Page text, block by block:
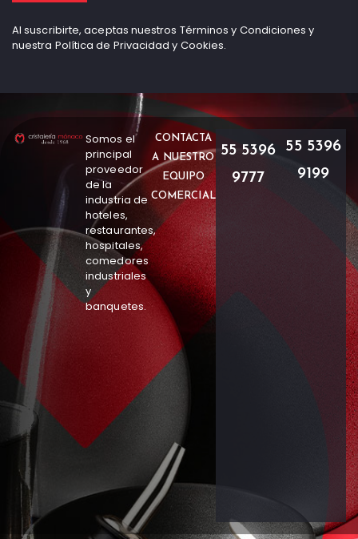
Al suscribirte, aceptas nuestros Términos y Condiciones y
nuestra Política de Privacidad y Cookies.
Somos el
principal
proveedor
de la
industria de
hoteles,
restaurantes,
hospitales,
comedores
industriales
y
banquetes.
CONTACTA
A NUESTRO
EQUIPO
COMERCIAL
55 5396
9777
55 5396
9199